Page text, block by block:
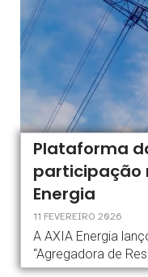
Plataforma
participação
Energia
11 FEVEREIRO 2026
A AXIA Energia
“Agregadora de